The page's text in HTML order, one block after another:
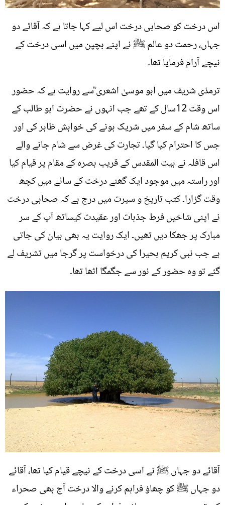
اس درخت کو صحابی درخت اس لیے کہا جاتا ہے کہ آقائے دو
جہاں، رحمت دو عالم ﷺ نے اپنے بچپن میں اسی درخت کے
نیچے آرام فرمایا تھا۔
ترمذی شریف میں ابو موسیٰ اشعری ؓسے روایت ہے کہ حضور
اس وقت 12سال کے تھے جب انہوں نے حضرت ابو طالب کے
ساتھ شام کے سفر میں شریک ہونے کی خواہش ظاہر کی اور
جس کا احترام کیا گیا۔ تجارت کی غرض سے شام جانے والے
اس قافلہ نے بیت المقدس کے قریب بصرہ کے مقام پر قیام کیا
اور راستہ میں موجود ایک گھنے درخت کے سائے میں کچھ
وقت گزارا۔ کتب تاریخ و سیرت میں درج ہے کہ صحابی درخت
نے اپنی شاخیں فرط جذبات اور عقیدت کیساتھ آپ کے سر
مبارک پر جھکا دیں تھیں۔ ایک روایت یہ بھی بیان کی جاتی
ہے جب نبی کریم بحیرا کی درخواست پر گرجا میں تشریف لے
گئے تو وہ حضور کے نور سے جگمگا اٹھا تھا۔
آقائے دو جہاں ﷺ نے اسی درخت کے نیچے قیام کیا تھا، آقائے
دو جہاں ﷺ کو چھاؤ فراہم کرنے والا درخت آج بھی صحراء